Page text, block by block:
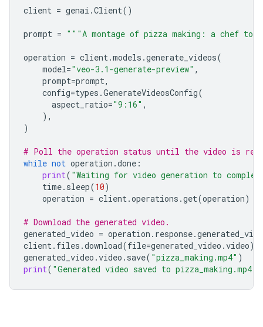
client = genai .Client()
prompt = """A montage of pizza making: a chef
operation = client.models .generate_videos(
model="veo-3.1-generate-preview" ,
prompt=prompt,
config=types .GenerateVideosConfig(
aspect_ratio="9:16" ,
),
)
# Poll the operation status until the video is
while not operation .done :
print( "Waiting for video generation to
time. sleep(10)
operation = client.operations .get(operation)
# Download the generated video.
generated_video = operation . response.
client. files .download(file=generated_video .video)
generated_video .video . save( "pizza_making.mp4" )
print( "Generated video saved to pizza_making.mp4"